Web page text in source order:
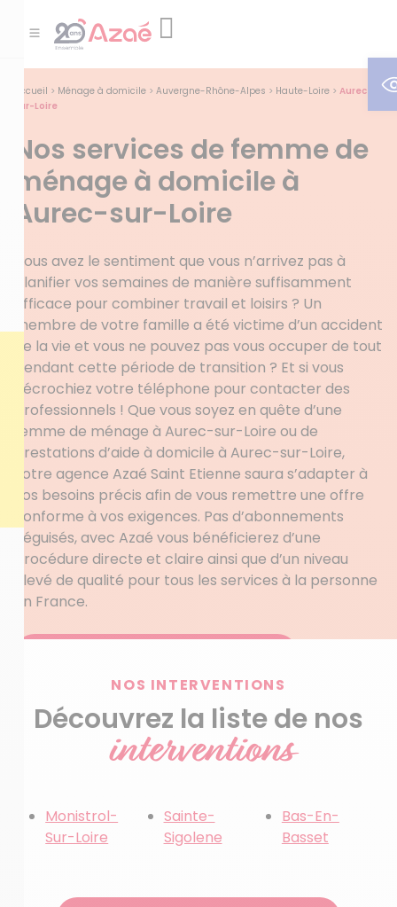
Accueil > Ménage à domicile > Auvergne-Rhône-Alpes > Haute-Loire > Aurec-
sur-Loire
Nos services de femme de
ménage à domicile à
Aurec-sur-Loire
Vous avez le sentiment que vous n’arrivez pas à
planifier vos semaines de manière suffisamment
efficace pour combiner travail et loisirs ? Un
membre de votre famille a été victime d’un accident
de la vie et vous ne pouvez pas vous occuper de tout
pendant cette période de transition ? Et si vous
décrochiez votre téléphone pour contacter des
professionnels ! Que vous soyez en quête d’une
femme de ménage à Aurec-sur-Loire ou de
prestations d’aide à domicile à Aurec-sur-Loire,
votre agence Azaé Saint Etienne saura s’adapter à
vos besoins précis afin de vous remettre une offre
conforme à vos exigences. Pas d’abonnements
déguisés, avec Azaé vous bénéficierez d’une
procédure directe et claire ainsi que d’un niveau
élevé de qualité pour tous les services à la personne
en France.
NOS INTERVENTIONS
Découvrez la liste de nos
interventions
Monistrol-
Sur-Loire
Sainte-
Sigolene
Bas-En-
Basset